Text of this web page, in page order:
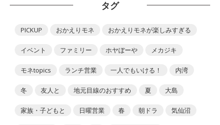
タグ
PICKUP おかえりモネ おかえりモネが楽しみすぎる
イベント ファミリー ホヤぼーや メカジキ
モネtopics ランチ営業 一人でもいける！ 内湾
冬 友人と 地元目線のおすすめ 夏 大島
家族・子どもと 日曜営業 春 朝ドラ 気仙沼